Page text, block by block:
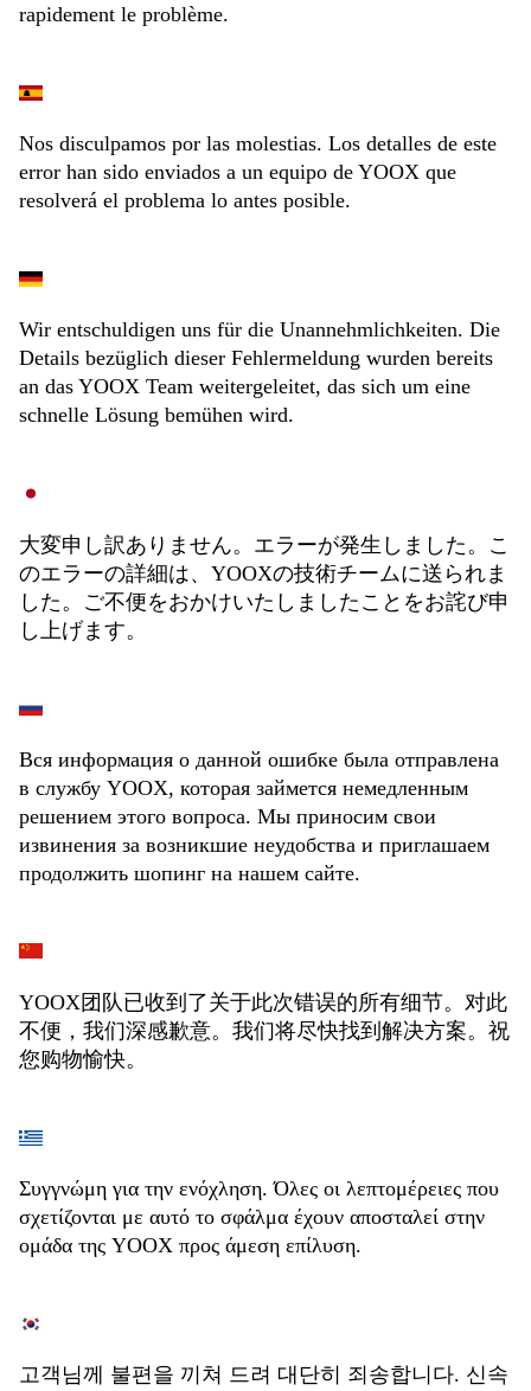
rapidement le problème.
Nos disculpamos por las molestias. Los detalles de este
error han sido enviados a un equipo de YOOX que
resolverá el problema lo antes posible.
Wir entschuldigen uns für die Unannehmlichkeiten. Die
Details bezüglich dieser Fehlermeldung wurden bereits
an das YOOX Team weitergeleitet, das sich um eine
schnelle Lösung bemühen wird.
大変申し訳ありません。エラーが発生しました。こ
のエラーの詳細は、YOOXの技術チームに送られま
した。ご不便をおかけいたしましたことをお詫び申
し上げます。
Вся информация о данной ошибке была отправлена
в службу YOOX, которая займется немедленным
решением этого вопроса. Мы приносим свои
извинения за возникшие неудобства и приглашаем
продолжить шопинг на нашем сайте.
YOOX团队已收到了关于此次错误的所有细节。对此
不便，我们深感歉意。我们将尽快找到解决方案。祝
您购物愉快。
Συγγνώμη για την ενόχληση. Όλες οι λεπτομέρειες που
σχετίζονται με αυτό το σφάλμα έχουν αποσταλεί στην
ομάδα της YOOX προς άμεση επίλυση.
고객님께 불편을 끼쳐 드려 대단히 죄송합니다. 신속